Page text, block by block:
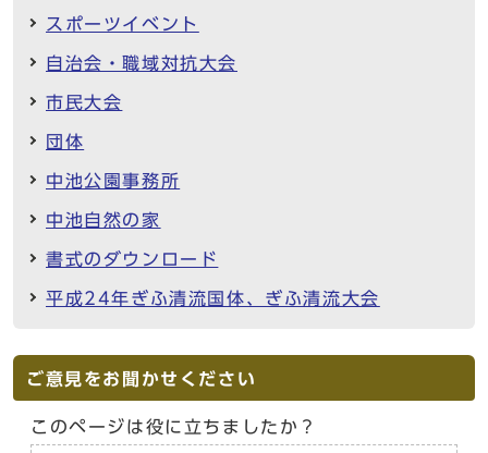
スポーツイベント
自治会・職域対抗大会
市民大会
団体
中池公園事務所
中池自然の家
書式のダウンロード
平成24年ぎふ清流国体、ぎふ清流大会
ご意見をお聞かせください
このページは役に立ちましたか？